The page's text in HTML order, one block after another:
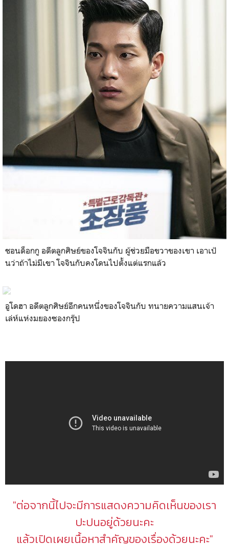
ชอนด็อกกู อดีตลูกศิษย์ของโจจินกับ ผู้ช่วยมือขวาของเขา เอาเป้
นว่าถ้าไม่มีเขา โจจินกับคงโดนไปตั้งแต่แรกแล้ว
อูโดฮา อดีตลูกศิษย์อีกคนหนึ่งของโจจินกับ ทนายความแสนเจ้า
เล่ห์แห่งมยองซองกรุ๊ป
"ต่อจากนี้ไปจะมีการแสดงความคิดเห็นของเรา
ปะปนอยู่ด้วยนะคะ
แล้วเปิดเผยเนื้อหาสำคัญของเรื่องด้วยนะคะ"